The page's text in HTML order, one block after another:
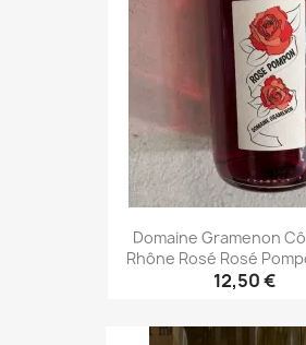
Domaine Gramenon
Rhône Rosé Rosé
12,50 €